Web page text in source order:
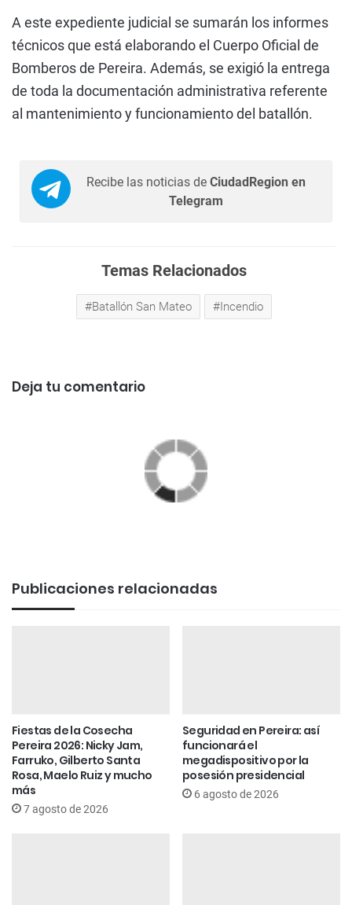
A este expediente judicial se sumarán los informes
técnicos que está elaborando el Cuerpo Oficial de
Bomberos de Pereira. Además, se exigió la entrega
de toda la documentación administrativa referente
al mantenimiento y funcionamiento del batallón.
Recibe las noticias de CiudadRegion en
Telegram
Temas Relacionados
Batallón San Mateo Incendio
Deja tu comentario
Publicaciones relacionadas
Fiestas de la Cosecha
Pereira 2026: Nicky Jam,
Farruko, Gilberto Santa
Rosa, Maelo Ruiz y mucho
más
7 agosto de 2026
Seguridad en Pereira: así
funcionará el
megadispositivo por la
posesión presidencial
6 agosto de 2026